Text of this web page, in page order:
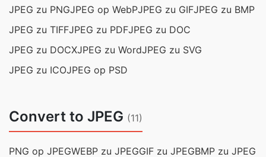
JPEG zu PNGJPEG op WebPJPEG zu GIFJPEG zu BMP
JPEG zu TIFFJPEG zu PDFJPEG zu DOC
JPEG zu DOCXJPEG zu WordJPEG zu SVG
JPEG zu ICOJPEG op PSD
Convert to JPEG (11)
PNG op JPEGWEBP zu JPEGGIF zu JPEGBMP zu JPEG